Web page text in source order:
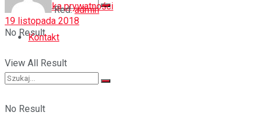
No Result
View All Result
Polityka prywatności
Kontakt
No Result
Red. admin
19 listopada 2018